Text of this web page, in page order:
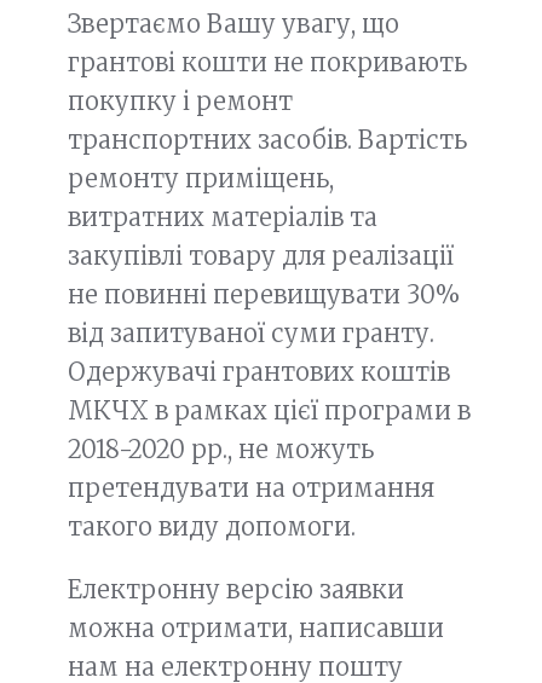
Звертаємо Вашу увагу, що
грантові кошти не покривають
покупку і ремонт
транспортних засобів. Вартість
ремонту приміщень,
витратних матеріалів та
закупівлі товару для реалізації
не повинні перевищувати 30%
від запитуваної суми гранту.
Одержувачі грантових коштів
МКЧХ в рамках цієї програми в
2018-2020 рр., не можуть
претендувати на отримання
такого виду допомоги.
Електронну версію заявки
можна отримати, написавши
нам на електронну пошту